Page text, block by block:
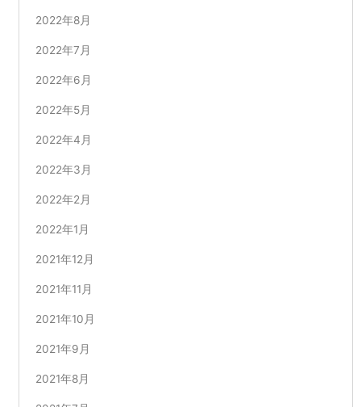
2022年8月
2022年7月
2022年6月
2022年5月
2022年4月
2022年3月
2022年2月
2022年1月
2021年12月
2021年11月
2021年10月
2021年9月
2021年8月